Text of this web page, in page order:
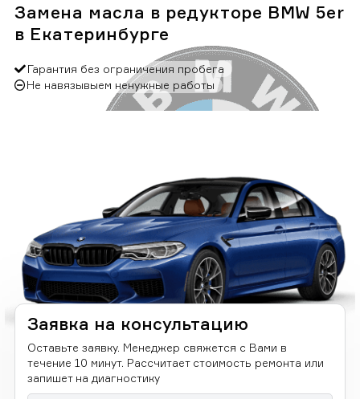
Замена масла в редукторе BMW 5er
в Екатеринбурге
Гарантия без ограничения пробега
Не навязывыем ненужные работы
Заявка на консультацию
Оставьте заявку. Менеджер свяжется с Вами в
течение 10 минут. Рассчитает стоимость ремонта или
запишет на диагностику